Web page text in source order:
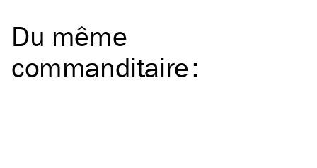
Du même
commanditaire: